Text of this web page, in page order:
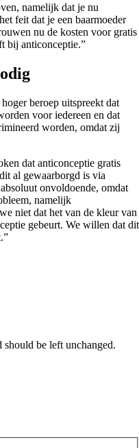
namelijk dat je nu
feit dat je een baarmoeder
nu de kosten voor gratis
bij anticonceptie.”
beroep uitspreekt dat
voor iedereen en dat
worden, omdat zij
dat anticonceptie gratis
al gewaarborgd is via
onvoldoende, omdat
namelijk
niet dat het van de kleur van
gebeurt. We willen dat dit
be left unchanged.